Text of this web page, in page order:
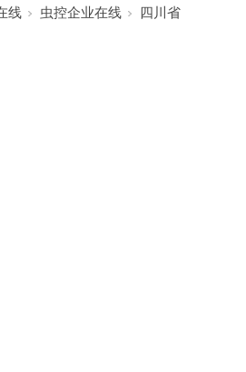
线 虫控企业在线 四川省